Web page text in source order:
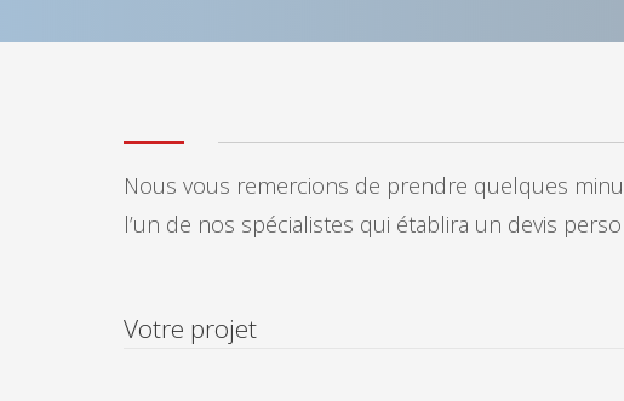
Nous vous remercions de prendre quelques
l’un de nos spécialistes qui établira un devis
Votre projet